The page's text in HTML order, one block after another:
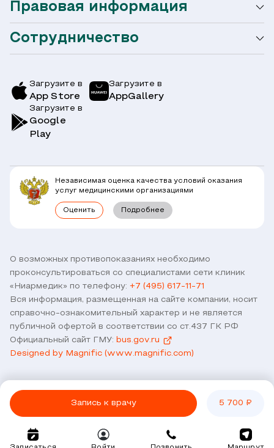
Врачи
Клиники
Комплексные программы
Наши партнеры и клиенты
Мобильное приложение
Акции
Заболевания
Симптомы
Правовая информация
Горячая линия / контроль качества
Связь с директором
Версия для слабовидящих
Правовая информация
Оформление налогового вычета
Вопрос-Ответ по ОМС
Прямое прикрепление сотрудников
Договор оферты
Сотрудничество
Оставить отзыв
О возможных противопоказаниях необходимо
проконсультироваться со специалистами сети клиник
«Ниармедик» по телефону: +7 (495) 617-11-71
Вся информация, размещенная на сайте компании, носит
справочно-ознакомительный характер и не является
публичной офертой в соответствии со ст.437 ГК РФ
Официальный сайт ГМУ: bus.gov.ru
Designed by Magnific (www.magnific.com)
Загрузите в
App Store
Загрузите в
AppGallery
Загрузите в
Google
Play
Независимая оценка качества условий оказания
услуг медицинскими организациями
Оценить Подробнее
Запись к врачу 5 700 ₽